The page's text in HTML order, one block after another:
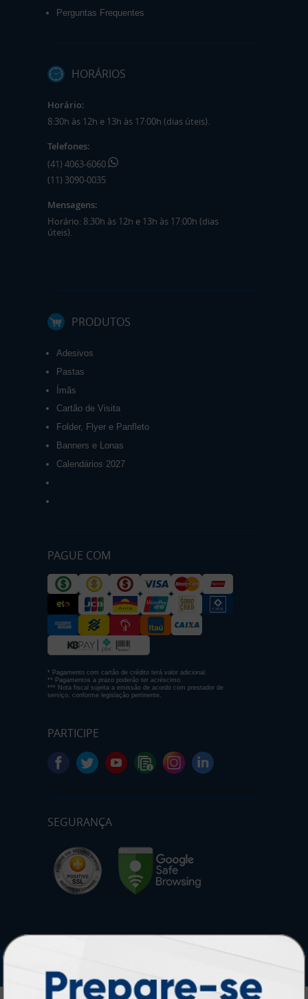
Perguntas Frequentes
HORÁRIOS
Horário:
8:30h às 12h e 13h às 17:00h (dias úteis).
Telefones:
(41) 4063-6060
(11) 3090-0035
Mensagens:
Horário: 8:30h às 12h e 13h às 17:00h (dias
úteis).
PRODUTOS
Adesivos
Pastas
Ímãs
Cartão de Visita
Folder, Flyer e Panfleto
Banners e Lonas
Calendários 2027
PAGUE COM
* Pagamento com cartão de crédito terá valor adicional.
** Pagamentos a prazo poderão ter acréscimo.
*** Nota fiscal sujeita a emissão de acordo com prestador de
serviço, conforme legislação pertinente.
PARTICIPE
SEGURANÇA
IMPRA INDUSTRIA GRAFICA LTDA | CNPJ: 28.045.354/0002-52
Atual Card © 2026. Todos os direitos reservados.